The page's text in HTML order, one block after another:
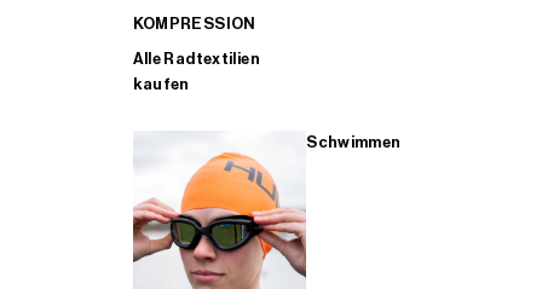
KOMPRESSION
Alle Radtextilien
kaufen
Schwimmen